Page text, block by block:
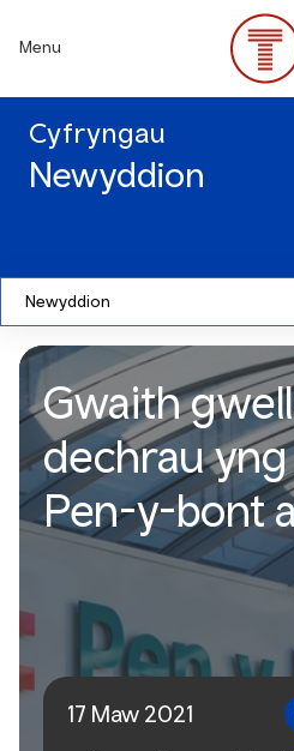
content
Menu
Cyfryngau
Newyddion
Newyddion
Gwaith
yng ngorsaf
Ogwr
Gwaith
dechrau
Pen-y-bont
17 Maw 2021